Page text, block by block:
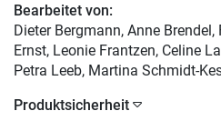
Bearbeitet von:
Dieter Bergmann, Anne
Ernst, Leonie Frantzen, Celine
Petra Leeb, Martina Schmidt-
Produktsicherheit